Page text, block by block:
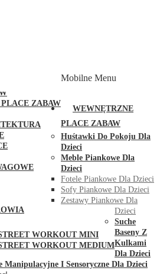
ZABAW
WORKOUT MINI
WORKOUT MEDIUM
Mobilne Menu
WEWNĘTRZNE
PLACE ZABAW
Huśtawki Do Pokoju Dla
Dzieci
Meble Piankowe Dla
Dzieci
Fotele Piankowe Dla Dzieci
Sofy Piankowe Dla Dzieci
Zestawy Piankowe Dla
Dzieci
Suche
Baseny Z
Kulkami
Dla Dzieci
Manipulacyjne I Sensoryczne Dla Dzieci